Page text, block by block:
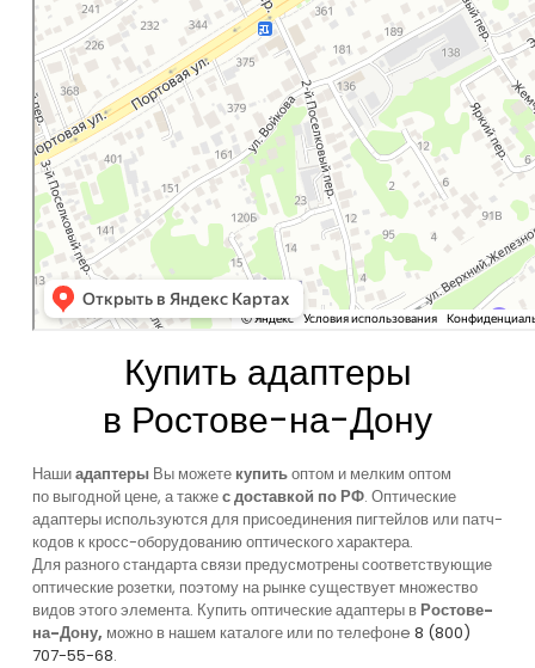
Купить адаптеры
в Ростове-на-Дону
Нашиадаптеры Вы можете купитьоптом и мелким оптом
по выгодной цене, а такжес доставкой по РФ. Оптические
адаптеры используются для присоединения пигтейлов или патч-
кодов к кросс-оборудованию оптического характера.
Для разного стандарта связи предусмотрены соответствующие
оптические розетки, поэтому на рынке существует множество
видов этого элемента. Купить оптические адаптеры в Ростове-
на-Дону, можно в нашем каталоге или по телефонe 8 (800)
707-55-68.